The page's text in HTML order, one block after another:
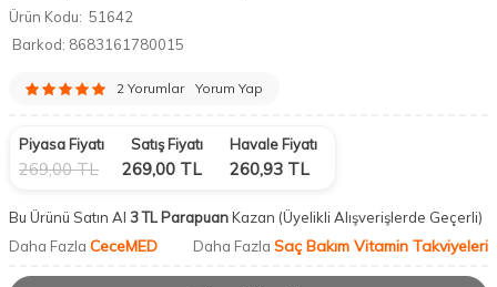
Ürün Kodu: 51642
Barkod: 8683161780015
2 Yorumlar Yorum Yap
Piyasa Fiyatı
269,00TL
Satış Fiyatı
269,00 TL
Havale Fiyatı
260,93 TL
Bu Ürünü Satın Al 3 TL ParapuanKazan (Üyelikli Alışverişlerde Geçerli)
Daha Fazla CeceMED Daha Fazla Saç Bakım Vitamin Takviyeleri